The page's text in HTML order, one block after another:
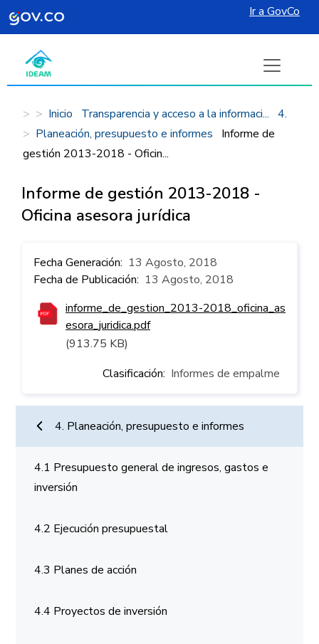
Pasar al contenido principal Ir a GovCo
Inicio Transparencia y acceso a la informaci... 4.
Planeación, presupuesto e informes
Informe de
gestión 2013-2018 - Oficin...
4. Planeación, presupuesto e informes
4.1 Presupuesto general de ingresos, gastos e
inversión
4.2 Ejecución presupuestal
4.3 Planes de acción
4.4 Proyectos de inversión
Informe de gestión 2013-2018 -
Oficina asesora jurídica
Fecha Generación
13 Agosto, 2018
Fecha de Publicación
13 Agosto, 2018
informe_de_gestion_2013-2018_oficina_as
esora_juridica.pdf
(913.75 KB)
Clasificación Informes de empalme